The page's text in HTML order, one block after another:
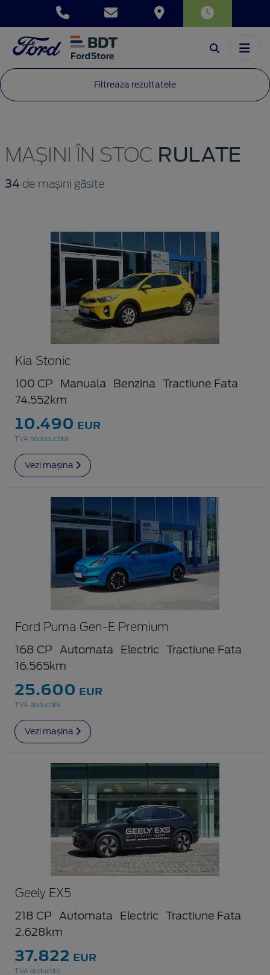
Filtreaza rezultatele
MAȘINI ÎN STOC RULATE
34 de mașini găsite
Kia Stonic
100 CP Manuala Benzina Tractiune Fata
74.552km
10.490 EUR
TVA nedeductibil
Vezi mașina
Ford Puma Gen-E Premium
168 CP Automata Electric
Tractiune Fata
16.565km
25.600 EUR
TVA deductibil
Vezi mașina
Geely EX5
218 CP Automata Electric
Tractiune Fata
2.628km
37.822 EUR
TVA deductibil